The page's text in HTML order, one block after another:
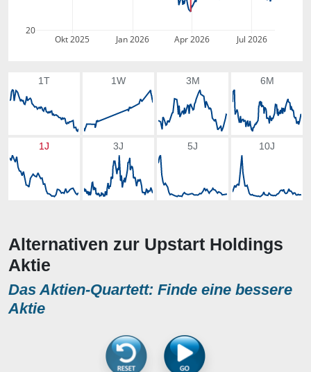
Okt 2025 Jan 2026 Apr 2026 Jul 2026
20
1T 1W 3M 6M
1J 3J 5J 10J
Alternativen zur Upstart Holdings
Aktie
Das Aktien-Quartett: Finde eine bessere
Aktie